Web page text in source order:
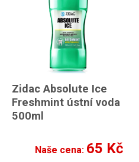
Zidac Absolute Ice
Freshmint ústní voda
500ml
Naše cena: 65 Kč